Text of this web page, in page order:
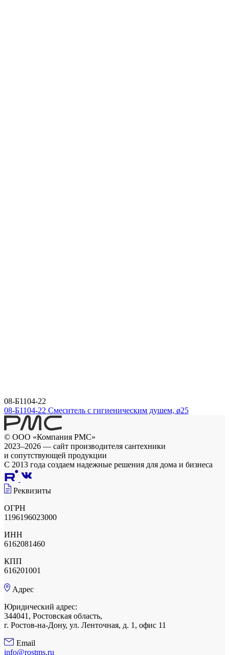
08-Б1104-22
08-Б1104-22 Смеситель с гигиеническим душем, ø25
© ООО «Компания РМС»
2023–2026 — сайт производителя сантехники
и сопутствующей продукции
С 2013 года создаем надежные решения для дома и бизнеса
Реквизиты
ОГРН
1196196023000
ИНН
6162081460
КПП
616201001
Адрес
Юридический адрес:
344041, Ростовская область,
г. Ростов-на-Дону, ул. Ленточная, д. 1, офис 11
Email
info@rostms.ru